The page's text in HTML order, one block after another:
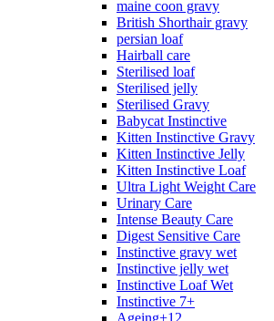
maine coon gravy
British Shorthair gravy
persian loaf
Hairball care
Sterilised loaf
Sterilised jelly
Sterilised Gravy
Babycat Instinctive
Kitten Instinctive Gravy
Kitten Instinctive Jelly
Kitten Instinctive Loaf
Ultra Light Weight Care
Urinary Care
Intense Beauty Care
Digest Sensitive Care
Instinctive gravy wet
Instinctive jelly wet
Instinctive Loaf Wet
Instinctive 7+
Ageing+12